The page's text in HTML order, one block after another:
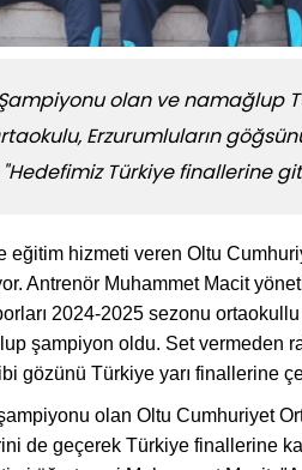
olan ve namağlup
Erzurumluların
Türkiye finallerine
eğitim hizmeti veren Oltu
Antrenör Muhammet Macit
2024-2025 sezonu
şampiyon oldu. Set vermeden
gözünü Türkiye yarı finallerine
olan Oltu Cumhuriyet
de geçerek Türkiye finallerine